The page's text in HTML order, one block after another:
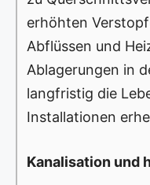
erhöhten
Abflüssen und
Ablagerungen in
langfristig die
Installationen
Kanalisation und